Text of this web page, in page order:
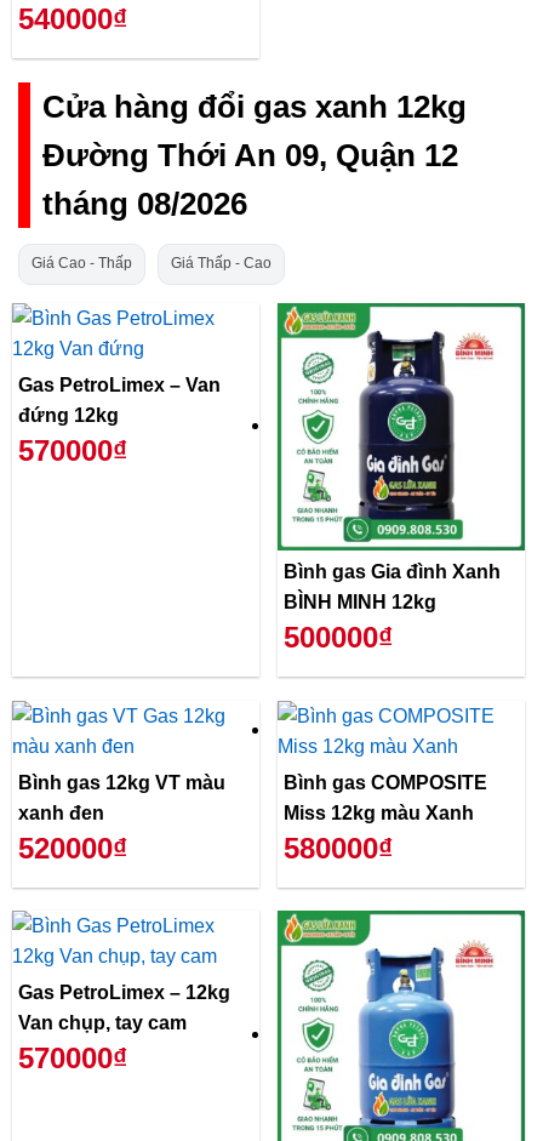
540000₫
Cửa hàng đổi gas xanh 12kg
Đường Thới An 09, Quận 12
tháng 08/2026
Giá Cao - Thấp Giá Thấp - Cao
Gas PetroLimex – Van
đứng 12kg
570000₫
Bình gas Gia đình Xanh
BÌNH MINH 12kg
500000₫
Bình gas 12kg VT màu
xanh đen
520000₫
Bình gas COMPOSITE
Miss 12kg màu Xanh
580000₫
Gas PetroLimex – 12kg
Van chụp, tay cam
570000₫